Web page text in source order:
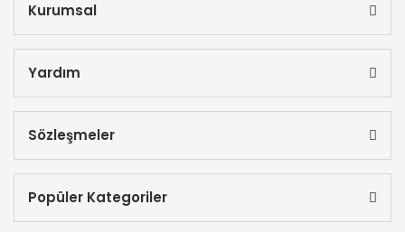
Kurumsal
Yardım
Sözleşmeler
Popüler Kategoriler